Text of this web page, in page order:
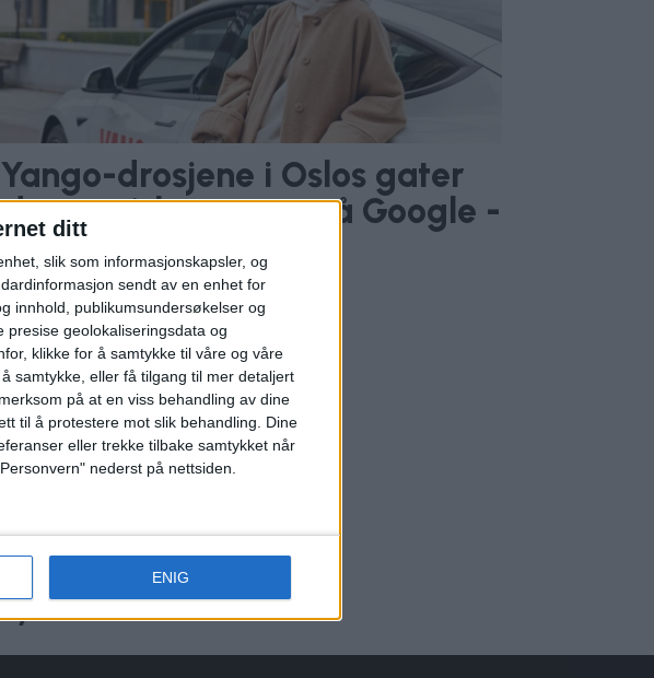
ditt
slik som informasjonskapsler, og
sendt av en enhet for
innhold, publikumsundersøkelser og
presise geolokaliseringsdata og
klikke for å samtykke til våre og våre
samtykke, eller få tilgang til mer detaljert
på at en viss behandling av dine
til å protestere mot slik behandling. Dine
eller trekke tilbake samtykket når
nederst på nettsiden.
ENIG
drosjene i Oslos gater
russiske svaret på Google -
Yandex
stanse